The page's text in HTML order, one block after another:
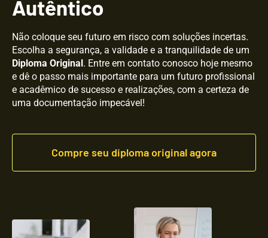
Autêntico
Não coloque seu futuro em risco com soluções incertas.
Escolha a segurança, a validade e a tranquilidade de um
Diploma Original. Entre em contato conosco hoje mesmo
e dê o passo mais importante para um futuro profissional
e acadêmico de sucesso e realizações, com a certeza de
uma documentação impecável!
Compre seu diploma original agora